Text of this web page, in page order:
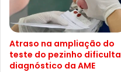
Atraso na ampliação do
teste do pezinho dificulta
diagnóstico da AME